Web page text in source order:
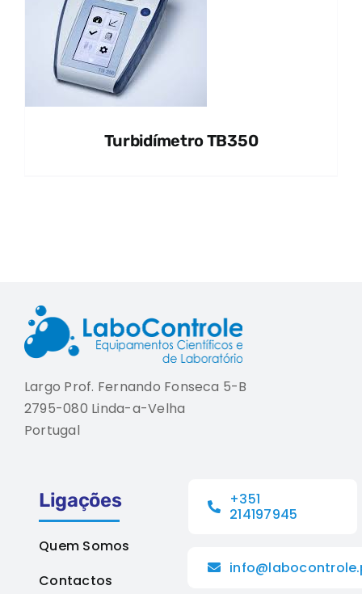
Turbidímetro TB350
Largo Prof. Fernando Fonseca 5-B
2795-080 Linda-a-Velha
Portugal
Ligações
Quem Somos
Contactos
+351
214197945